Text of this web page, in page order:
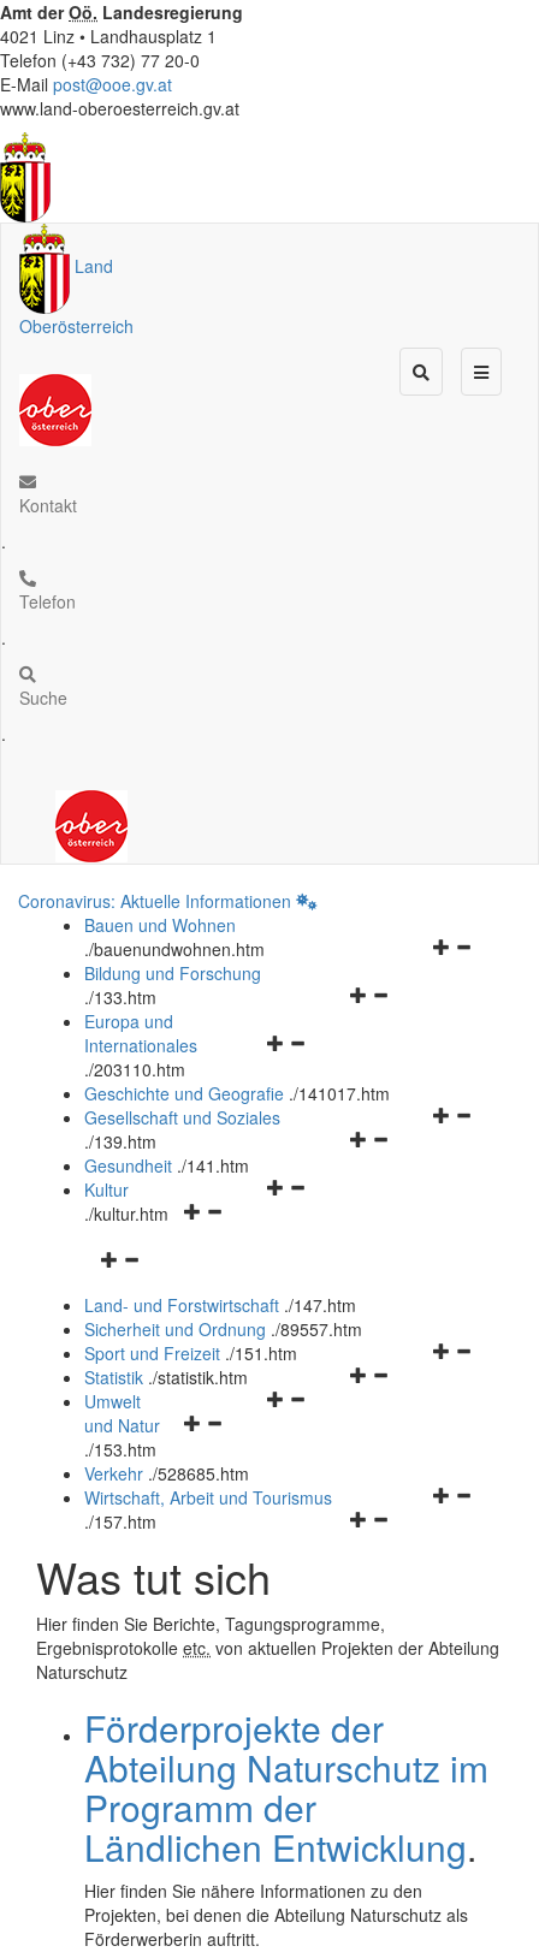
Amt derOö. Landesregierung
4021 Linz • Landhausplatz 1
Telefon (+43 732) 77 20-0
E-Mail post@ooe.gv.at
www.land-oberoesterreich.gv.at
Land
Oberösterreich
Kontakt
.
Telefon
.
Suche
.
Coronavirus: Aktuelle Informationen
Bauen und Wohnen
./bauenundwohnen.htm
Navigationsmenü
Bildung und Forschung
./133.htm
Navigationsmenü
und
schließen
Europa und
Internationales
./203110.htm
Geschichte und Geografie ./141017.htm
Navigationsmenü
Gesellschaft und Soziales
./139.htm
Navigationsmenü
Gesundheit ./141.htm
Navigationsmenü
Kultur
./kultur.htm
Navigationsmenü
und
schließen
Land- und Forstwirtschaft ./147.htm
Sicherheit und Ordnung ./89557.htm
Navigationsmenü
Sport und Freizeit ./151.htm
Navigationsmenü
Statistik ./statistik.htm
Navigationsmenü
und
schließen
Umwelt
und Natur
./153.htm
Verkehr ./528685.htm
Navigationsmenü
Wirtschaft, Arbeit und Tourismus
./157.htm
Was tut sich
Hier finden Sie Berichte, Tagungsprogramme,
Ergebnisprotokolle etc. von aktuellen Projekten der Abteilung
Naturschutz
Förderprojekte der
Abteilung Naturschutz im
Programm der
Ländlichen Entwicklung.
Hier finden Sie nähere Informationen zu den
Projekten, bei denen die Abteilung Naturschutz als
Förderwerberin auftritt.